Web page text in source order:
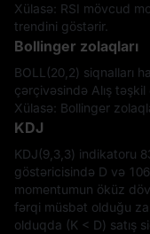
Xülasə: RSI mövcud
trendini göstərir.
Bollinger zolaqları
BOLL(20,2) siqnalları
çərçivəsində Alış təşkil
Xülasə: Bollinger
KDJ
KDJ(9,3,3) indikatoru
göstəricisində D və
momentumun öküz
fərqi müsbət olduğu
olduqda (K < D) satış